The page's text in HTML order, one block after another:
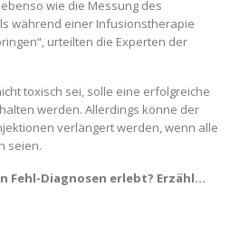
wie die Messung des
während einer Infusionstherapie
urteilten die Experten der
toxisch sei, solle eine erfolgreiche
werden. Allerdings könne der
verlängert werden, wenn alle
seien.
Fehl-Diagnosen erlebt? Erzähl…